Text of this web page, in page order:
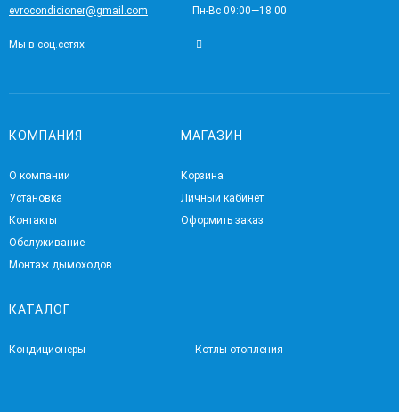
evrocondicioner@gmail.com Пн-Вс 09:00—18:00
Мы в соц.сетях
КОМПАНИЯ
О компании
Установка
Контакты
Обслуживание
Монтаж дымоходов
МАГАЗИН
Корзина
Личный кабинет
Оформить заказ
КАТАЛОГ
Кондиционеры Котлы отопления